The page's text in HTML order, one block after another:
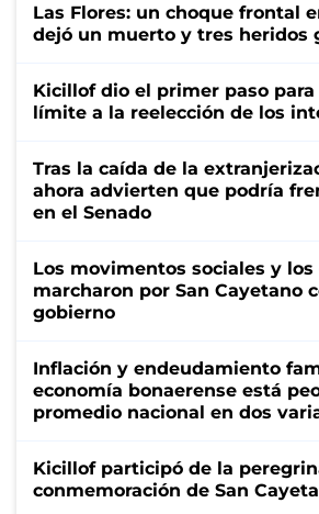
Las Flores: un choque frontal
dejó un muerto y tres heridos
Kicillof dio el primer paso
límite a la reelección de los
Tras la caída de la
ahora advierten que podría
en el Senado
Los movimentos sociales y
marcharon por San Cayetano
gobierno
Inflación y endeudamiento
economía bonaerense está
promedio nacional en dos
Kicillof participó de la
conmemoración de San